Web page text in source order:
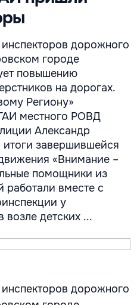
дорожного
городе
повышению
на дорогах.
Региону»
местного РОВД
Александр
завершившейся
«Внимание –
помощники из
работали вместе с
у
детских ...
дорожного